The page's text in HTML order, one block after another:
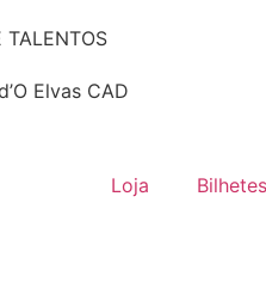
TALENTOS
Elvas CAD
Loja Bilhetes